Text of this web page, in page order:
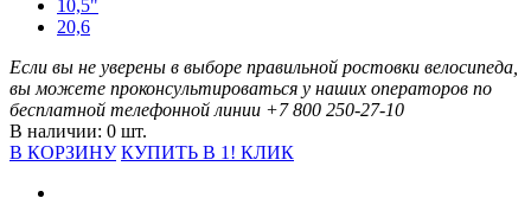
10,5"
20,6
Если вы не уверены в выборе правильной ростовки велосипеда,
вы можете проконсультироваться у наших операторов по
бесплатной телефонной линии +7 800 250-27-10
В наличии: 0 шт.
В КОРЗИНУ КУПИТЬ В 1! КЛИК